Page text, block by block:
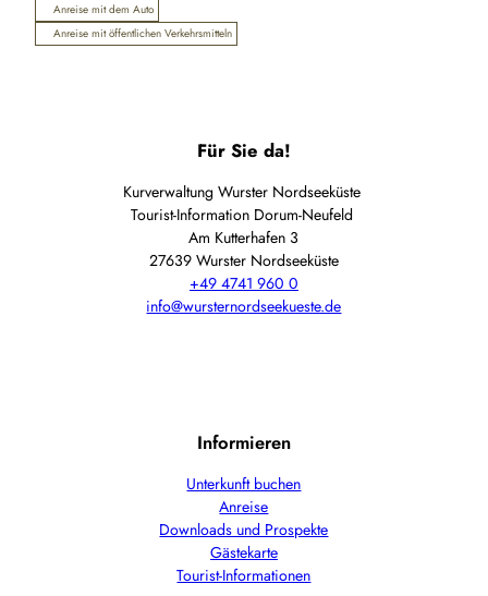
Anreise mit dem Auto
Anreise mit öffentlichen Verkehrsmitteln
Für Sie da!
Kurverwaltung Wurster Nordseeküste
Tourist-Information Dorum-Neufeld
Am Kutterhafen 3
27639 Wurster Nordseeküste
+49 4741 960 0
info@wursternordseekueste.de
Informieren
Unterkunft buchen
Anreise
Downloads und Prospekte
Gästekarte
Tourist-Informationen